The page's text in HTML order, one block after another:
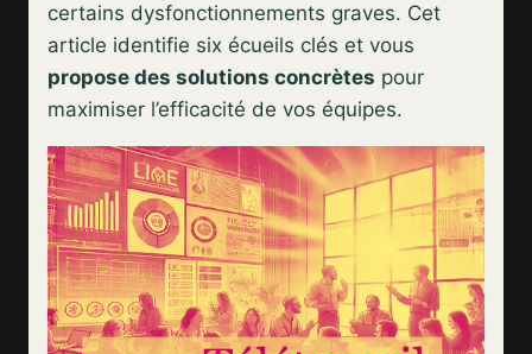
certains dysfonctionnements graves. Cet
article identifie six écueils clés et vous
propose des solutions concrètes pour
maximiser l’efficacité de vos équipes.